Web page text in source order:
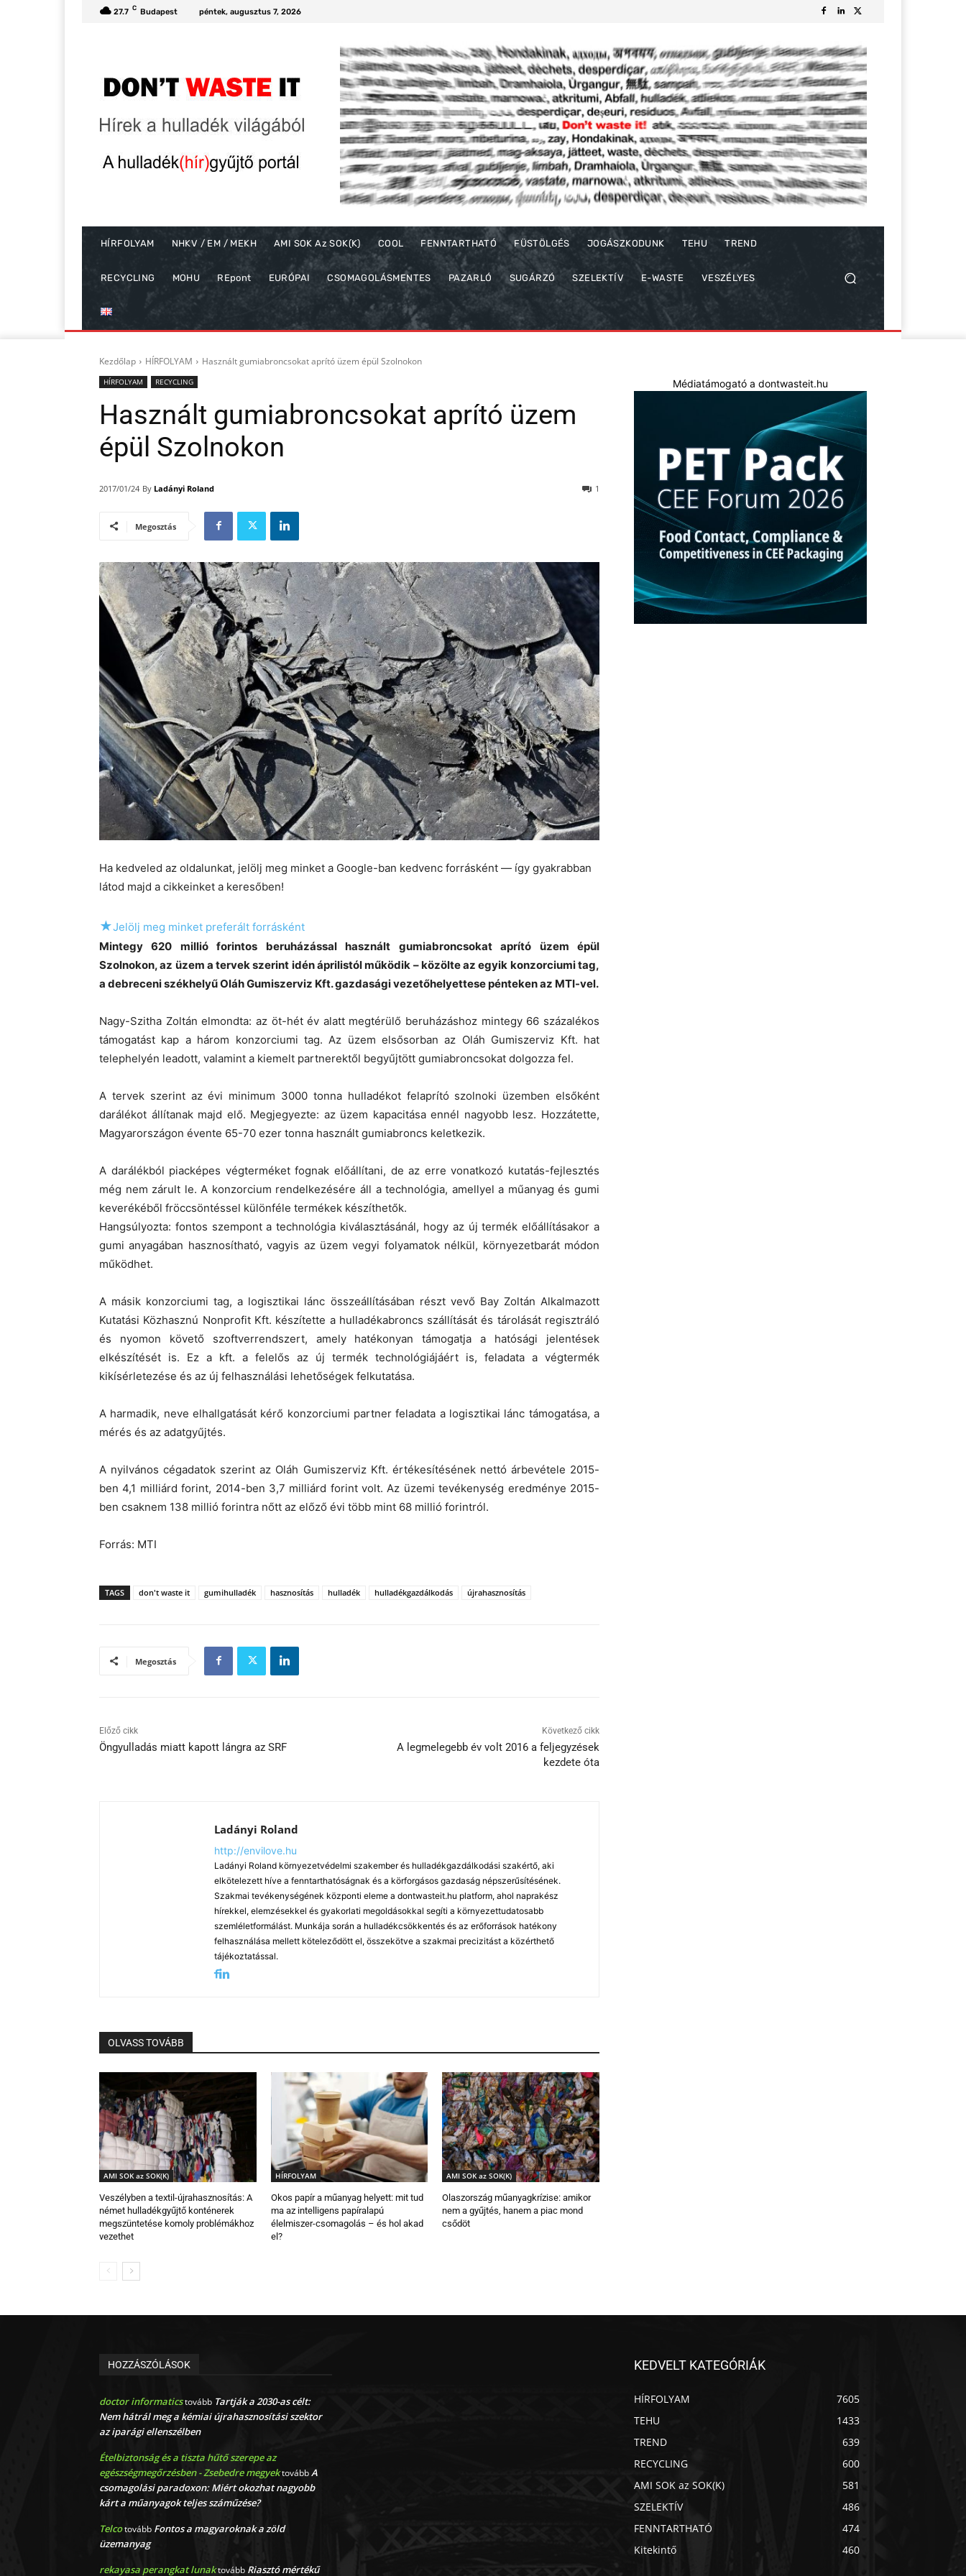
27.7 C Budapest péntek, augusztus 7, 2026
HÍRFOLYAM NHKV / EM / MEKH AMI SOK Az SOK(K) COOL FENNTARTHATÓ FÜSTÖLGÉS JOGÁSZKODUNK TEHU TREND
RECYCLING MOHU REpont EURÓPAI CSOMAGOLÁSMENTES PAZARLÓ SUGÁRZÓ SZELEKTÍV E-WASTE VESZÉLYES
Kezdőlap HÍRFOLYAM Használt gumiabroncsokat aprító üzem épül Szolnokon
HÍRFOLYAM RECYCLING
Használt gumiabroncsokat aprító üzem
épül Szolnokon
2017/01/24 By Ladányi Roland 1
Megosztás
Ha kedveled az oldalunkat, jelölj meg minket a Google-ban kedvenc forrásként — így gyakrabban
látod majd a cikkeinket a keresőben!
★Jelölj meg minket preferált forrásként
Mintegy 620 millió forintos beruházással használt gumiabroncsokat aprító üzem épül
Szolnokon, az üzem a tervek szerint idén áprilistól működik – közölte az egyik konzorciumi tag,
a debreceni székhelyű Oláh Gumiszerviz Kft. gazdasági vezetőhelyettese pénteken az MTI-vel.
Nagy-Szitha Zoltán elmondta: az öt-hét év alatt megtérülő beruházáshoz mintegy 66 százalékos
támogatást kap a három konzorciumi tag. Az üzem elsősorban az Oláh Gumiszerviz Kft. hat
telephelyén leadott, valamint a kiemelt partnerektől begyűjtött gumiabroncsokat dolgozza fel.
A tervek szerint az évi minimum 3000 tonna hulladékot felaprító szolnoki üzemben elsőként
darálékot állítanak majd elő. Megjegyezte: az üzem kapacitása ennél nagyobb lesz. Hozzátette,
Magyarországon évente 65-70 ezer tonna használt gumiabroncs keletkezik.
A darálékból piacképes végterméket fognak előállítani, de az erre vonatkozó kutatás-fejlesztés
még nem zárult le. A konzorcium rendelkezésére áll a technológia, amellyel a műanyag és gumi
keverékéből fröccsöntéssel különféle termékek készíthetők.
Hangsúlyozta: fontos szempont a technológia kiválasztásánál, hogy az új termék előállításakor a
gumi anyagában hasznosítható, vagyis az üzem vegyi folyamatok nélkül, környezetbarát módon
működhet.
A másik konzorciumi tag, a logisztikai lánc összeállításában részt vevő Bay Zoltán Alkalmazott
Kutatási Közhasznú Nonprofit Kft. készítette a hulladékabroncs szállítását és tárolását regisztráló
és nyomon követő szoftverrendszert, amely hatékonyan támogatja a hatósági jelentések
elkészítését is. Ez a kft. a felelős az új termék technológiájáért is, feladata a végtermék
kikísérletezése és az új felhasználási lehetőségek felkutatása.
A harmadik, neve elhallgatását kérő konzorciumi partner feladata a logisztikai lánc támogatása, a
mérés és az adatgyűjtés.
A nyilvános cégadatok szerint az Oláh Gumiszerviz Kft. értékesítésének nettó árbevétele 2015-
ben 4,1 milliárd forint, 2014-ben 3,7 milliárd forint volt. Az üzemi tevékenység eredménye 2015-
ben csaknem 138 millió forintra nőtt az előző évi több mint 68 millió forintról.
Forrás: MTI
TAGS don't waste it gumihulladék hasznosítás hulladék hulladékgazdálkodás újrahasznosítás
Megosztás
Előző cikk
Öngyulladás miatt kapott lángra az SRF
Következő cikk
A legmelegebb év volt 2016 a feljegyzések
kezdete óta
Ladányi Roland
http://envilove.hu
Ladányi Roland környezetvédelmi szakember és hulladékgazdálkodási szakértő, aki
elkötelezett híve a fenntarthatóságnak és a körforgásos gazdaság népszerűsítésének.
Szakmai tevékenységének központi eleme a dontwasteit.hu platform, ahol naprakész
hírekkel, elemzésekkel és gyakorlati megoldásokkal segíti a környezettudatosabb
szemléletformálást. Munkája során a hulladékcsökkentés és az erőforrások hatékony
felhasználása mellett köteleződött el, összekötve a szakmai precizitást a közérthető
tájékoztatással.
OLVASS TOVÁBB
AMI SOK az SOK(K)
Veszélyben a textil-újrahasznosítás: A
német hulladékgyűjtő konténerek
megszüntetése komoly problémákhoz
vezethet
HÍRFOLYAM
Okos papír a műanyag helyett: mit tud
ma az intelligens papíralapú
élelmiszer-csomagolás – és hol akad
el?
AMI SOK az SOK(K)
Olaszország műanyagkrízise: amikor
nem a gyűjtés, hanem a piac mond
csődöt
Médiatámogató a dontwasteit.hu
HOZZÁSZÓLÁSOK
doctor informaticstovább Tartják a 2030-as célt:
Nem hátrál meg a kémiai újrahasznosítási szektor
az iparági ellenszélben
Ételbiztonság és a tiszta hűtő szerepe az
egészségmegőrzésben - Zsebedre megyektovábbA
csomagolási paradoxon: Miért okozhat nagyobb
kárt a műanyagok teljes száműzése?
Telcotovább Fontos a magyaroknak a zöld
üzemanyag
rekayasa perangkat lunaktovább Riasztó mértékű
KEDVELT KATEGÓRIÁK
HÍRFOLYAM
7605
TEHU
1433
TREND
639
RECYCLING
600
AMI SOK az SOK(K)
581
SZELEKTÍV
486
FENNTARTHATÓ
474
Kitekintő
460
Mr wAIste